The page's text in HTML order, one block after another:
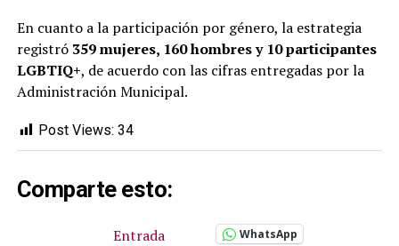
En cuanto a la participación por género, la estrategia
registró 359 mujeres, 160 hombres y 10 participantes
LGBTIQ+, de acuerdo con las cifras entregadas por la
Administración Municipal.
Post Views: 34
Comparte esto:
Entrada WhatsApp